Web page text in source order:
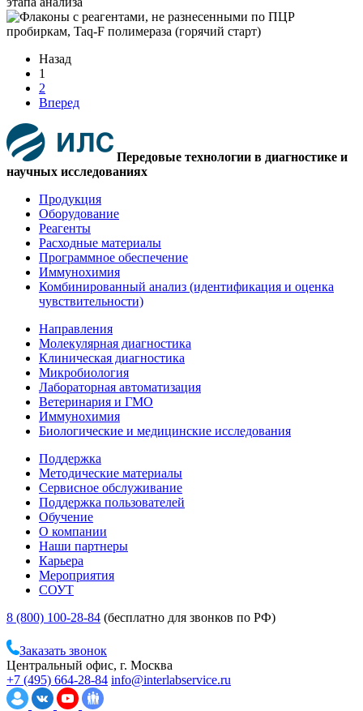
Назад
1
2
Вперед
Передовые технологии в диагностике и
научных исследованиях
Продукция
Оборудование
Реагенты
Расходные материалы
Программное обеспечение
Иммунохимия
Комбинированный анализ (идентификация и оценка
чувствительности)
Направления
Молекулярная диагностика
Клиническая диагностика
Микробиология
Лабораторная автоматизация
Ветеринария и ГМО
Иммунохимия
Биологические и медицинские исследования
Поддержка
Методические материалы
Сервисное обслуживание
Поддержка пользователей
Обучение
О компании
Наши партнеры
Карьера
Мероприятия
СОУТ
8 (800) 100-28-84 (бесплатно для звонков по РФ)
Заказать звонок
Центральный офис, г. Москва
+7 (495) 664-28-84 info@interlabservice.ru